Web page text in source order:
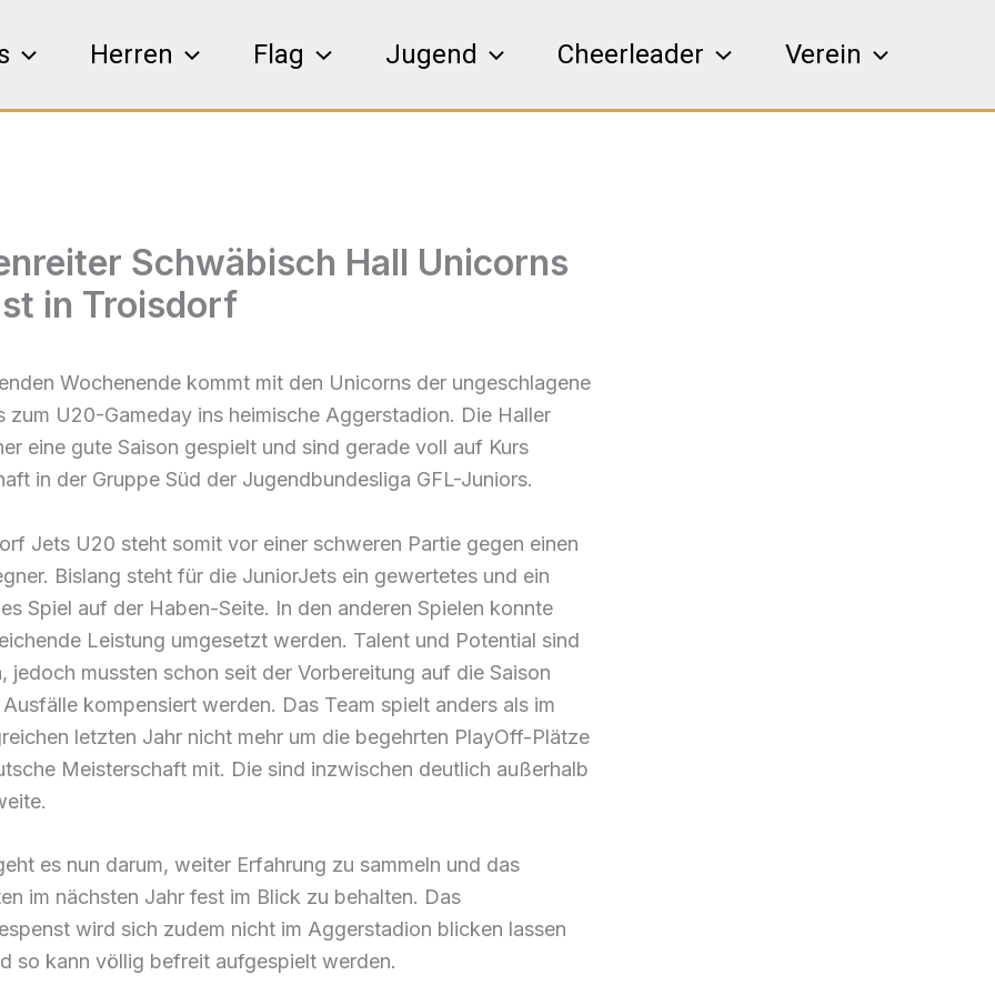
Herren Flag Jugend Cheerleader Verein
Schwäbisch Hall Unicorns
in Troisdorf
Wochenende kommt mit den Unicorns der ungeschlagene
zum U20-Gameday ins heimische Aggerstadion. Die Haller
eine gute Saison gespielt und sind gerade voll auf Kurs
in der Gruppe Süd der Jugendbundesliga GFL-Juniors.
Jets U20 steht somit vor einer schweren Partie gegen einen
Bislang steht für die JuniorJets ein gewertetes und ein
Spiel auf der Haben-Seite. In den anderen Spielen konnte
Leistung umgesetzt werden. Talent und Potential sind
jedoch mussten schon seit der Vorbereitung auf die Saison
kompensiert werden. Das Team spielt anders als im
letzten Jahr nicht mehr um die begehrten PlayOff-Plätze
Meisterschaft mit. Die sind inzwischen deutlich außerhalb
es nun darum, weiter Erfahrung zu sammeln und das
im nächsten Jahr fest im Blick zu behalten. Das
wird sich zudem nicht im Aggerstadion blicken lassen
so kann völlig befreit aufgespielt werden.